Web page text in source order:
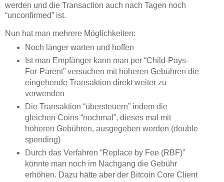
werden und die Transaction auch nach Tagen noch
“unconfirmed” ist.
Nun hat man mehrere Möglichkeiten:
Noch länger warten und hoffen
Ist man Empfänger kann man per “Child-Pays-
For-Parent” versuchen mit höheren Gebühren die
eingehende Transaktion direkt weiter zu
verwenden
Die Transaktion “übersteuern” indem die
gleichen Coins “nochmal”, dieses mal mit
höheren Gebühren, ausgegeben werden (double
spending)
Durch das Verfahren “Replace by Fee (RBF)”
könnte man noch im Nachgang die Gebühr
erhöhen. Dazu hätte aber der Bitcoin Core Client